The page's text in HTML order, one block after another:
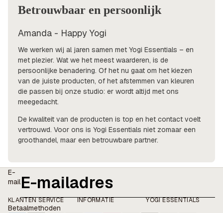
Betrouwbaar en persoonlijk
Amanda - Happy Yogi
We werken wij al jaren samen met Yogi Essentials – en
met plezier. Wat we het meest waarderen, is de
persoonlijke benadering. Of het nu gaat om het kiezen
van de juiste producten, of het afstemmen van kleuren
die passen bij onze studio: er wordt altijd met ons
meegedacht.
De kwaliteit van de producten is top en het contact voelt
vertrouwd. Voor ons is Yogi Essentials niet zomaar een
groothandel, maar een betrouwbare partner.
E-
mail
KLANTEN SERVICE INFORMATIE YOGI ESSENTIALS
Betaalmethoden